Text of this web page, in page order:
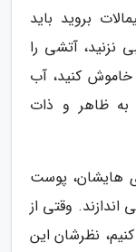
بروید باید
نزنید، آتشی را
کنید، آب
به ظاهر و ذات
هایشان، پوست
اندازند. وقتی از
نظرشان این